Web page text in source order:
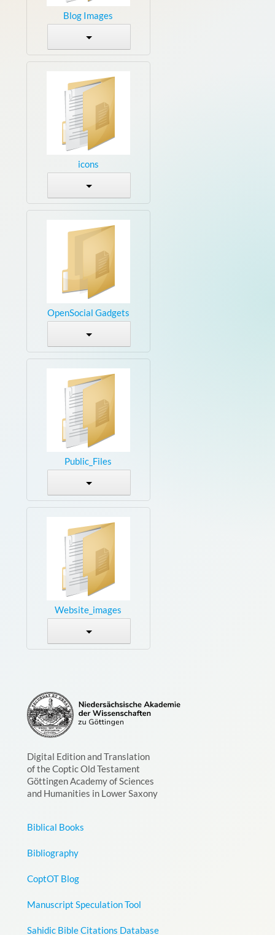
Blog Images
icons
OpenSocial Gadgets
Public_Files
Website_images
Digital Edition and Translation
of the Coptic Old Testament
Göttingen Academy of Sciences
and Humanities in Lower Saxony
Biblical Books
Bibliography
CoptOT Blog
Manuscript Speculation Tool
Sahidic Bible Citations Database